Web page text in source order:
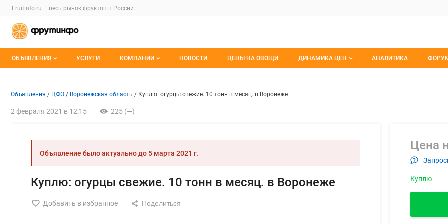
Раздел навигации по сайту fruitinfo.ru
Fruitinfo.ru – весь рынок фруктов в России.
Авторизация и меню пользователя
Навигация по разделам сайта fruitinfo.ru
ОБЪЯВЛЕНИЯ УСЛУГИ КОМПАНИИ НОВОСТИ ЦЕНЫ НА ОВОЩИ ДИНАМИКА ЦЕН АНАЛИТИКА
Объявление: Куплю: огурцы свежие. 10 тонн в месяц. в
Информация о объявлении
Навигация и управление объявлением
Объявления ЦФО Воронежская область Куплю: огурцы свежие. 10 тонн в месяц. в Воронеже
2 февраля 2021 в 12:15 225 (—)
Объявление было актуально до 5 марта 2021 г.
Куплю: огурцы свежие. 10 тонн в месяц. в Воронеже
Добавить в избранное
Цена
Куплю